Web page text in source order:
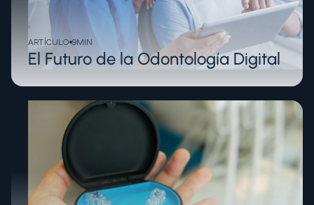
ARTÍCULO 9MIN
El Futuro de la Odontología Digital